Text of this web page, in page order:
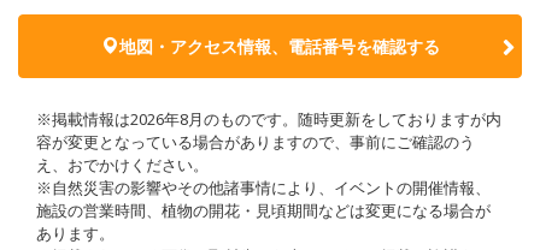
地図・アクセス情報、電話番号を確認する
※掲載情報は2026年8月のものです。随時更新をしておりますが内
容が変更となっている場合がありますので、事前にご確認のう
え、おでかけください。
※自然災害の影響やその他諸事情により、イベントの開催情報、
施設の営業時間、植物の開花・見頃期間などは変更になる場合が
あります。